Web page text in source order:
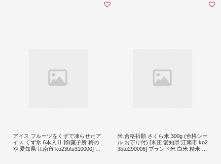
アイス フルーツをくずで凍らせたア
イス くず氷 6本入り [御菓子所 梅の
や 愛知県 江南市 ko23btu310000] 練
米 合格祈願 さくら米 300g (合格シー
ル お守り付) [米庄 愛知県 江南市 ko2
3btu290006] ブランド米 白米 精米 ご